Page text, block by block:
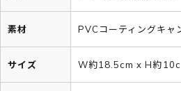
素材 PVCコーティングキャ
サイズ W約18.5cm x H約